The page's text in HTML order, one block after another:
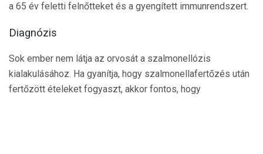
a 65 év feletti felnőtteket és a gyengített immunrendszert.
Diagnózis
Sok ember nem látja az orvosát a szalmonellózis
kialakulásához. Ha gyanítja, hogy szalmonellafertőzés után
fertőzött ételeket fogyaszt, akkor fontos, hogy